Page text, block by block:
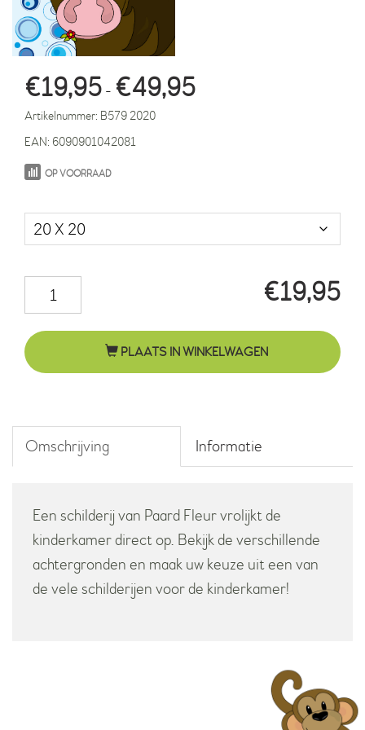
€19,95 - €49,95
Artikelnummer: B579 2020
EAN: 6090901042081
OP VOORRAAD
€19,95
Fleur
cirkels
blauw PLAATS IN WINKELWAGEN
Omschrijving Informatie
Een schilderij van Paard Fleur vrolijkt de
kinderkamer direct op. Bekijk de verschillende
achtergronden en maak uw keuze uit een van
de vele schilderijen voor de kinderkamer!